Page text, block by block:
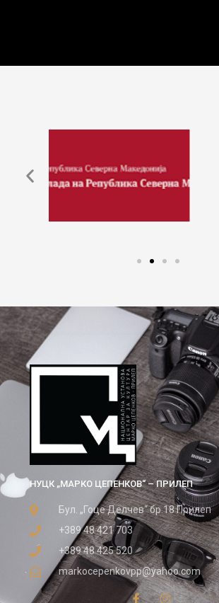
НУЦК „МАРКО ЦЕПЕНКОВ“ – ПРИЛЕП
Бул. „Гоце Делчев“ бр.18 Прилеп
+389 48 421 703
+389 48 425 520
markocepenkovpp@yahoo.com